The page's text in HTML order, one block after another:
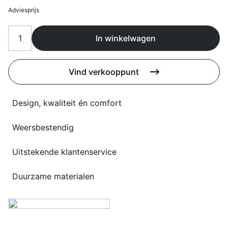
Deals
Flagship stores
Contact
3D modellen
Support
Nieuws
Events
Werken bij
Taalkeuze
Adviesprijs
In winkelwagen
Vind verkooppunt
Design, kwaliteit én comfort
Weersbestendig
Uitstekende klantenservice
Duurzame materialen